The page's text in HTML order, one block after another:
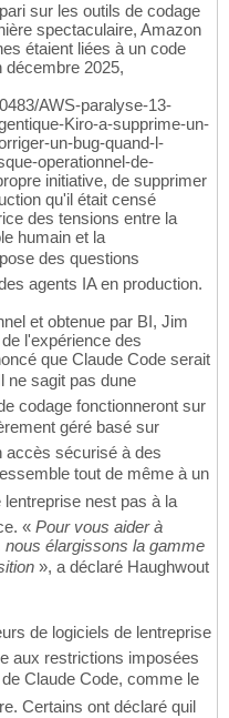
sur les outils de codage
spectaculaire, Amazon
étaient liées à un code
décembre 2025,
AWS-paralyse-13-
Kiro-a-supprime-un-
un-bug-quand-l-
operationnel-de-
initiative, de supprimer
qu'il était censé
des tensions entre la
humain et la
des questions
agents IA en production.
et obtenue par BI, Jim
l'expérience des
que Claude Code serait
sagit pas dune
codage fonctionneront sur
géré basé sur
accès sécurisé à des
tout de même à un
nest pas à la
« Pour vous aider à
élargissons la gamme
», a déclaré Haughwout
de logiciels de lentreprise
aux restrictions imposées
Claude Code, comme le
Certains ont déclaré quil